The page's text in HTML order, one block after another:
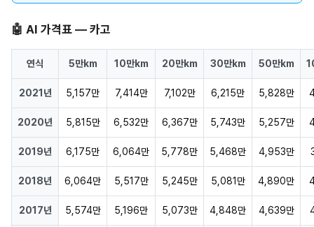
🤖 AI 가격표 — 카고
연식 5만km 10만km 20만km 30만km 50만km
2021년 5,157만 7,414만 7,102만 6,215만 5,828만
2020년 5,815만 6,532만 6,367만 5,743만 5,257만
2019년 6,175만 6,064만 5,778만 5,468만 4,953만
2018년 6,064만 5,517만 5,245만 5,081만 4,890만
2017년 5,574만 5,196만 5,073만 4,848만 4,639만